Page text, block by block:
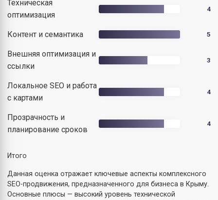
Техническая
оптимизация
4
Контент и семантика 5
Внешняя оптимизация и
ссылки
3
Локальное SEO и работа
с картами
4
Прозрачность и
планирование сроков
4
Итого
Данная оценка отражает ключевые аспекты комплексного
SEO-продвижения, предназначенного для бизнеса в Крыму.
Основные плюсы — высокий уровень технической